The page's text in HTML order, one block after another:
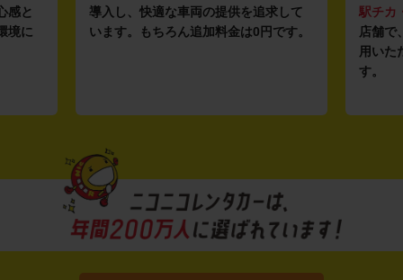
感と
境に
導入し、快適な車両の提供を追求して
います。もちろん追加料金は0円です。
駅チカ
店舗で
用いた
す。